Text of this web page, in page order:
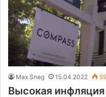
Max Sneg 15.04.2022
Высокая инфляция